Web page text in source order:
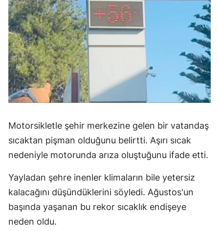
Motorsikletle şehir merkezine gelen bir vatandaş
sıcaktan pişman olduğunu belirtti. Aşırı sıcak
nedeniyle motorunda arıza oluştuğunu ifade etti.
Yayladan şehre inenler klimaların bile yetersiz
kalacağını düşündüklerini söyledi. Ağustos'un
başında yaşanan bu rekor sıcaklık endişeye
neden oldu.